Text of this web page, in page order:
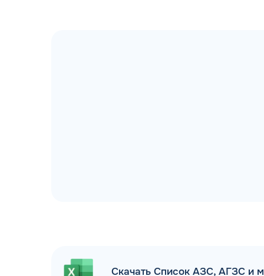
Скачать Список АЗС, АГЗС и